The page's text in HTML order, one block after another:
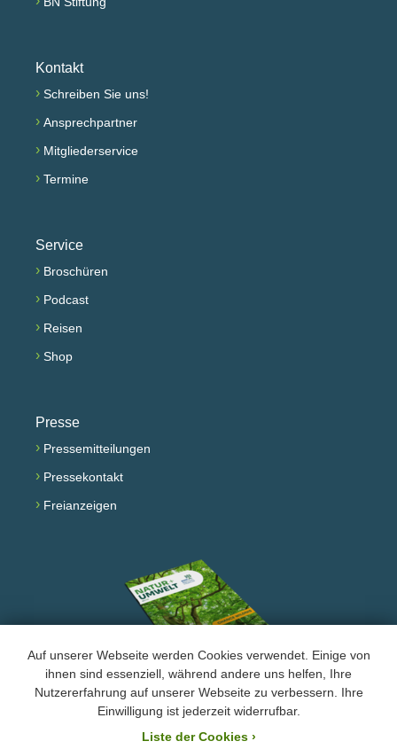
Auf unserer Webseite werden Cookies verwendet. Einige von
ihnen sind essenziell, während andere uns helfen, Ihre
Nutzererfahrung auf unserer Webseite zu verbessern. Ihre
Einwilligung ist jederzeit widerrufbar.
Liste der Cookies ›
Kontakt
› Schreiben Sie uns!
› Ansprechpartner
› Mitgliederservice
› Termine
Service
› Broschüren
› Podcast
› Reisen
› Shop
Presse
› Pressemitteilungen
› Pressekontakt
› Freianzeigen
FacebookInstagramYouTube